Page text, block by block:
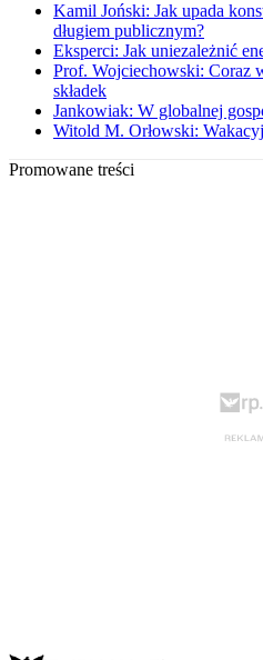
Kamil Joński: Jak upada
długiem publicznym?
Eksperci: Jak uniezależnić
Prof. Wojciechowski: Coraz
składek
Jankowiak: W globalnej
Witold M. Orłowski:
Promowane treści